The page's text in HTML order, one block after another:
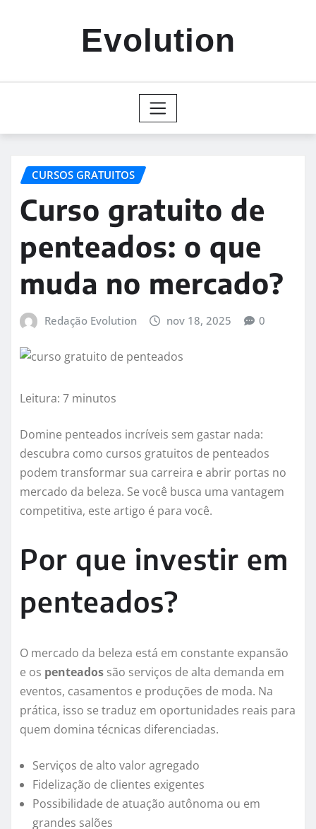
Evolution
CURSOS GRATUITOS
Curso gratuito de
penteados: o que
muda no mercado?
Redação Evolution nov 18, 2025 0
Leitura: 7 minutos
Domine penteados incríveis sem gastar nada:
descubra como cursos gratuitos de penteados
podem transformar sua carreira e abrir portas no
mercado da beleza. Se você busca uma vantagem
competitiva, este artigo é para você.
Por que investir em
penteados?
O mercado da beleza está em constante expansão
e os penteados são serviços de alta demanda em
eventos, casamentos e produções de moda. Na
prática, isso se traduz em oportunidades reais para
quem domina técnicas diferenciadas.
Serviços de alto valor agregado
Fidelização de clientes exigentes
Possibilidade de atuação autônoma ou em
grandes salões